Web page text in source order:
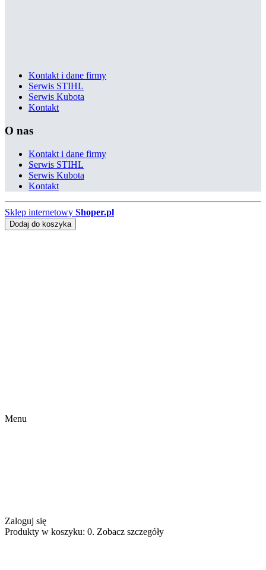
Kontakt i dane firmy
Serwis STIHL
Serwis Kubota
Kontakt
O nas
Kontakt i dane firmy
Serwis STIHL
Serwis Kubota
Kontakt
Sklep internetowy Shoper.pl
Dodaj do koszyka
Menu
Zaloguj się
Produkty w koszyku: 0. Zobacz szczegóły